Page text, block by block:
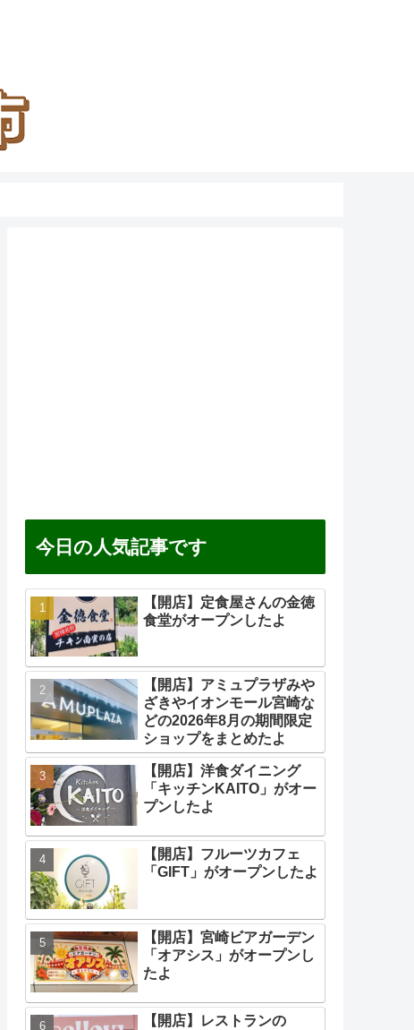
今日の人気記事です
【開店】定食屋さんの金徳
食堂がオープンしたよ
【開店】アミュプラザみや
ざきやイオンモール宮崎な
どの2026年8月の期間限定
ショップをまとめたよ
【開店】洋食ダイニング
「キッチンKAITO」がオー
プンしたよ
【開店】フルーツカフェ
「GIFT」がオープンしたよ
【開店】宮崎ビアガーデン
「オアシス」がオープンし
たよ
【開店】レストランの